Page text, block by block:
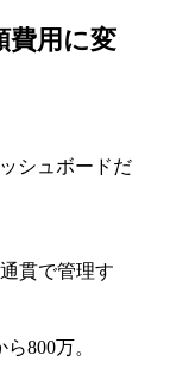
費用に変
シュボードだ
貫で管理す
800万。